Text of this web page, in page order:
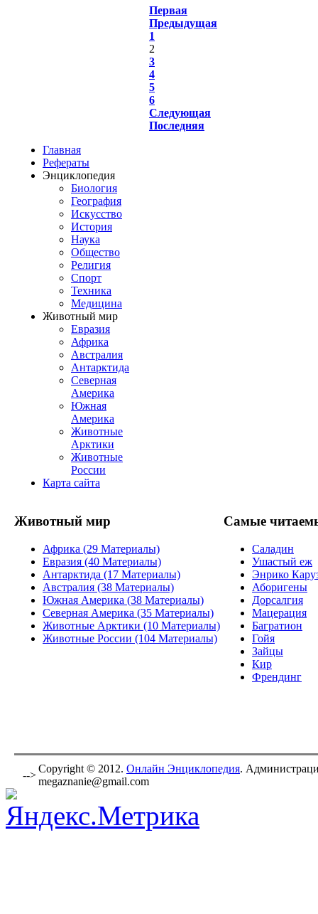
Первая
Предыдущая
1
2
3
4
5
6
Следующая
Последняя
Главная
Рефераты
Энциклопедия
Биология
География
Искусство
История
Наука
Общество
Религия
Спорт
Техника
Медицина
Животный мир
Евразия
Африка
Австралия
Антарктида
Северная
Америка
Южная
Америка
Животные
Арктики
Животные
России
Карта сайта
Животный мир
Африка (29 Материалы)
Евразия (40 Материалы)
Антарктида (17 Материалы)
Австралия (38 Материалы)
Южная Америка (38 Материалы)
Северная Америка (35 Материалы)
Животные Арктики (10 Материалы)
Животные России (104 Материалы)
Самые
Саладин
Ушастый еж
Энрико
Аборигены
Дорсалгия
Мацерация
Багратион
Гойя
Зайцы
Кир
Френдинг
-->
Copyright © 2012. Онлайн Энциклопедия.
megaznanie@gmail.com